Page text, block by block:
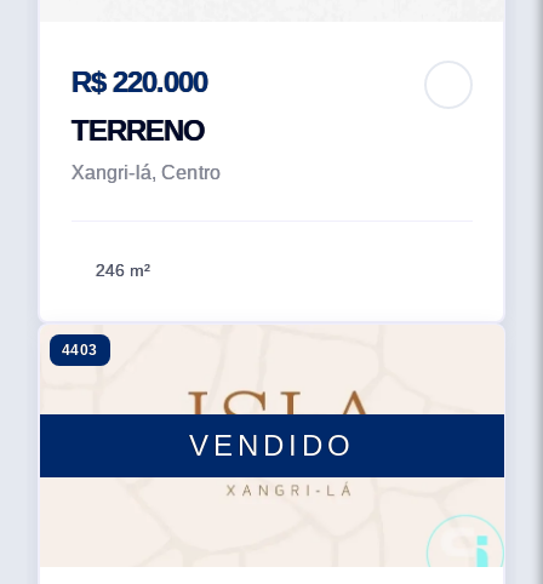
R$ 220.000
TERRENO
Xangri-lá, Centro
246 m²
VENDIDO
4403